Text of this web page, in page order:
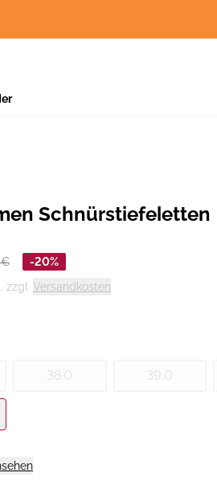
Schnürstiefeletten
€
-20%
zzgl. Versandkosten
38.0 39.0